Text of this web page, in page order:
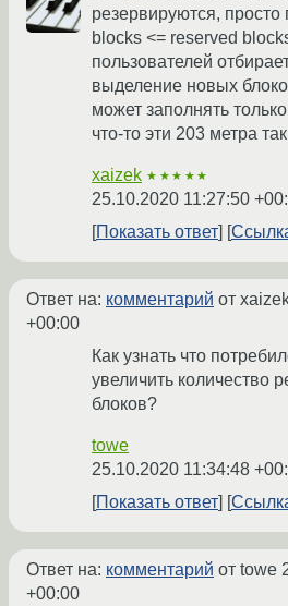
резервируются, просто
blocks <= reserved
пользователей
выделение новых
может заполнять
что-то эти 203 метра
xaizek ★★★★★
25.10.2020 11:27:50
Показать ответ
Ответ на: комментарий от
+00:00
Как узнать что
увеличить количество
блоков?
towe
25.10.2020 11:34:48
Показать ответ
Ответ на: комментарий от towe
+00:00